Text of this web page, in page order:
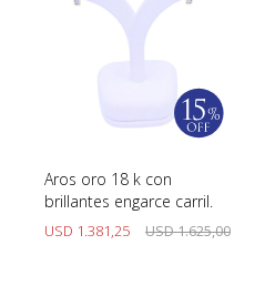
Aros oro 18 k con
brillantes engarce carril.
USD 1.381,25 USD1.625,00